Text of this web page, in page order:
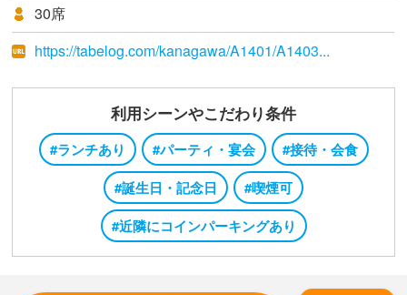
30席
https://tabelog.com/kanagawa/A1401/A1403...
利用シーンやこだわり条件
#ランチあり #パーティ・宴会
#接待・会食
#誕生日・記念日
#喫煙可
#近隣にコインパーキングあり